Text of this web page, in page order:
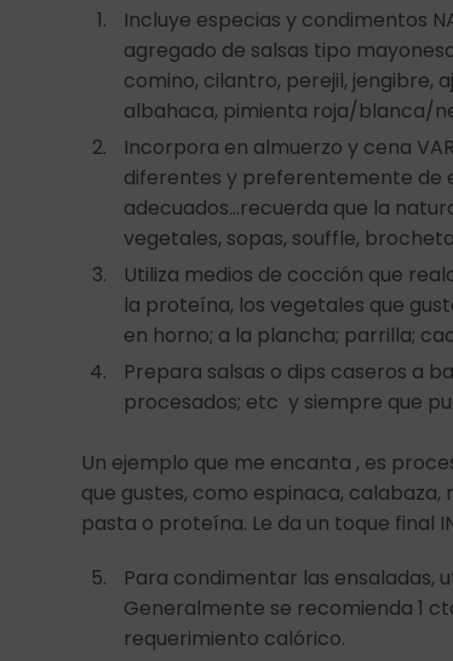
Incluye especias y condimentos
agregado de salsas tipo
comino, cilantro, perejil, jengibre,
albahaca, pimienta roja/blanca/
Incorpora en almuerzo y cena
diferentes y preferentemente de
adecuados…recuerda que la
vegetales, sopas, souffle,
Utiliza medios de cocción que
la proteína, los vegetales que
en horno; a la plancha; parrilla;
Prepara salsas o dips caseros a
procesados; etc y siempre que
Un ejemplo que me encanta , es
que gustes, como espinaca,
pasta o proteína. Le da un toque final
Para condimentar las ensaladas,
Generalmente se recomienda 1
requerimiento calórico.